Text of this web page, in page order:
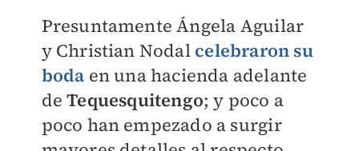
Presuntamente Ángela Aguilar
y Christian Nodal celebraron su
boda en una hacienda adelante
deTequesquitengo; y poco a
poco han empezado a surgir